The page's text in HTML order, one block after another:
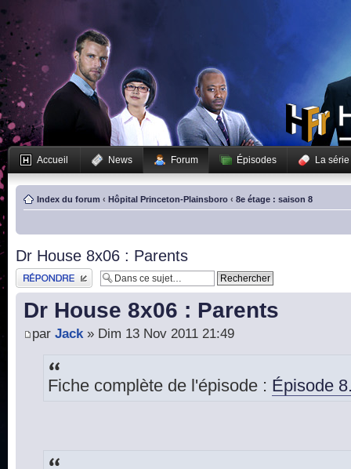
Accueil News Forum Épisodes La série
Index du forum ‹ Hôpital Princeton-Plainsboro ‹ 8e étage : saison 8
Dr House 8x06 : Parents
Publier une réponse
Dr House 8x06 : Parents
par Jack» Dim 13 Nov 2011 21:49
Fiche complète de l'épisode : Épisode